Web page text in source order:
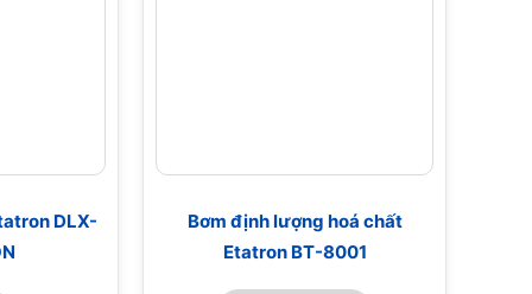
DLX-
Bơm định lượng hoá chất
Etatron BT-8001